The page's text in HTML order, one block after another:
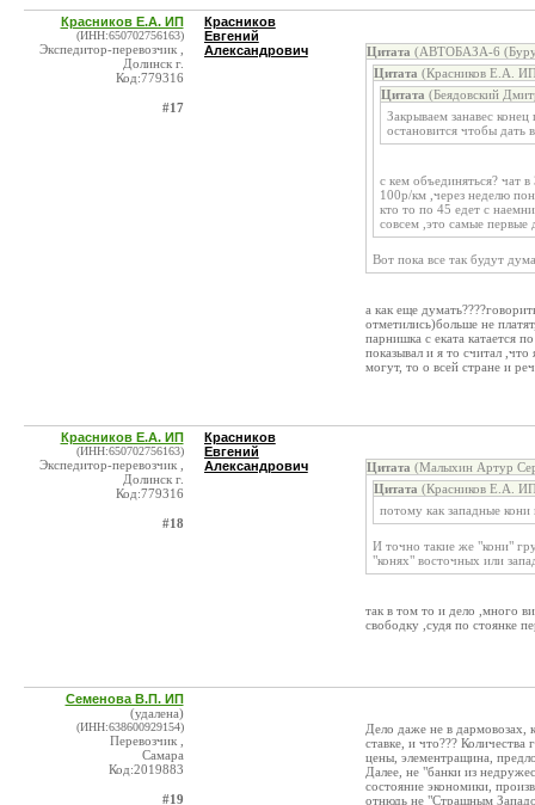
Красников Е.А. ИП
(ИНН:650702756163)
Экспедитор-перевозчик ,
Долинск г.
Код:779316
#17
Красников
Евгений
Александрович
Цитата (АВТОБАЗА-6
Цитата (Красников Е.А.
Цитата (Беядовский
Закрываем занавес
остановится чтобы дать
с кем объединяться? чат
100р/км ,через неделю
кто то по 45 едет с
совсем ,это самые первые
Вот пока все так будут
а как еще
отметились)больше не
парнишка с еката катается
показывал и я то считал
могут, то о всей стране и
Красников Е.А. ИП
(ИНН:650702756163)
Экспедитор-перевозчик ,
Долинск г.
Код:779316
#18
Красников
Евгений
Александрович
Цитата (Малыхин Артур
Цитата (Красников Е.А.
потому как западные кони
И точно такие же "кони"
"конях" восточных или
так в том то и дело ,много
свободку ,судя по стоянке
Семенова В.П. ИП
(удалена)
(ИНН:638600929154)
Перевозчик ,
Самара
Код:2019883
#19
Дело даже не в дармовозах,
ставке, и что???
цены, элементращина,
Далее, не "банки из
состояние экономики,
отнюдь не "Страшным